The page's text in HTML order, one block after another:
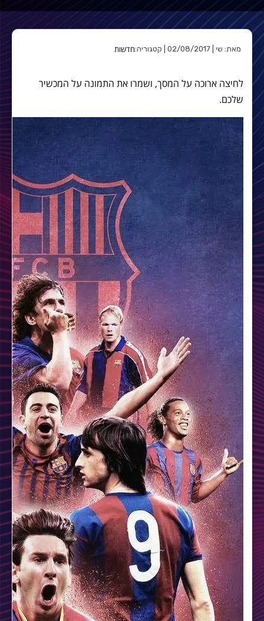
מאת: שי | 02/08/2017 | קטגוריה: חדשות
לחיצה ארוכה על המסך, ושמרו את התמונה על המכשיר
שלכם.